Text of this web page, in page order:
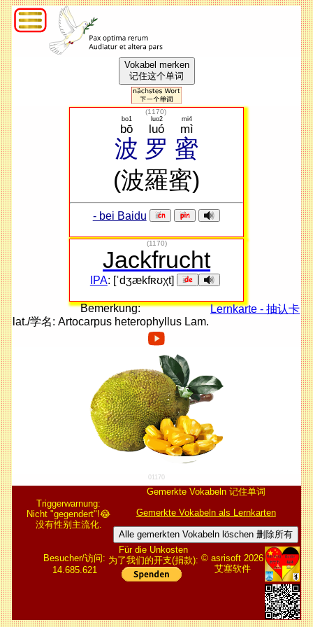
Vokabel merken
记住这个单词
(1170)
波
bō
bo1
罗
luó
luo2
蜜
mì
mi4
(波羅蜜)
- bei Baidu
(1170)
Jackfrucht
IPA: [ˈdʒækfʀʊχt]
Bemerkung:
lat./学名: Artocarpus heterophyllus Lam.
Lernkarte - 抽认卡
01170
Triggerwarnung:
Nicht "gegendert"!😂
没有性别主流化.
Gemerkte Vokabeln 记住单词
Gemerkte Vokabeln als Lernkarten
Alle gemerkten Vokabeln löschen 删除所有
Besucher/访问:
14.685.621
Für die Unkosten
为了我们的开支(捐款): © asrisoft 2026
艾塞软件